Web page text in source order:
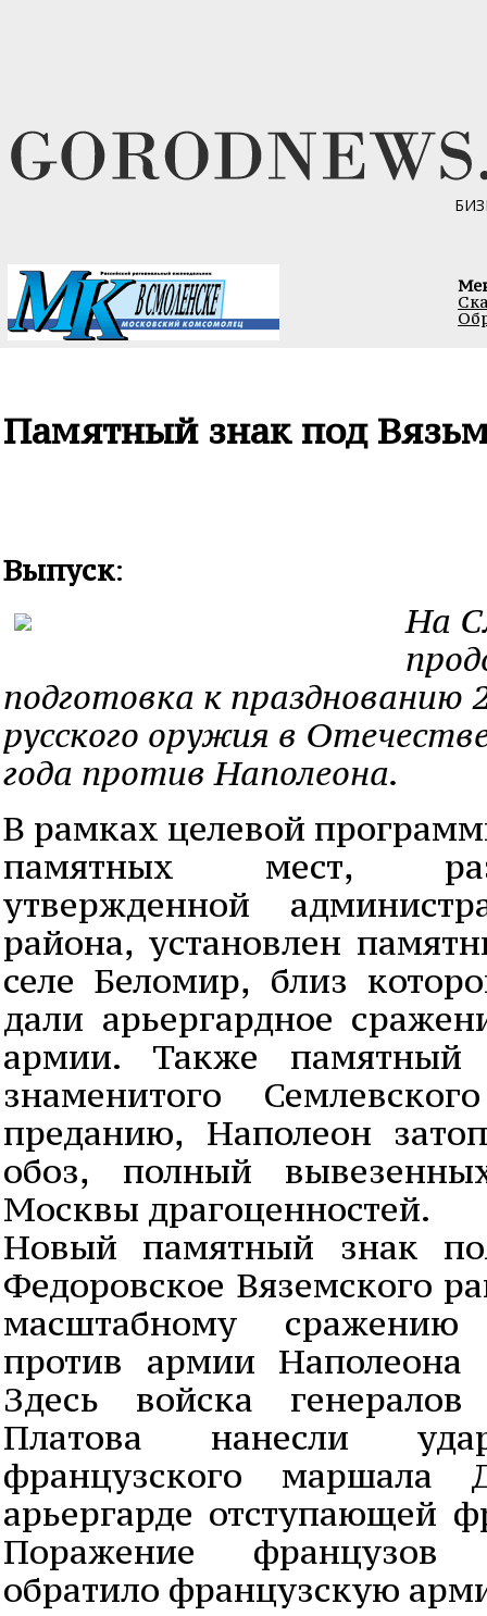
Памятный знак под
Выпуск:
На
подготовка к празднованию
русского оружия в
года против Наполеона.
В рамках целевой
памятных мест,
утвержденной
района, установлен
селе Беломир, близ
дали арьергардное
армии. Также памятный
знаменитого
преданию, Наполеон
обоз, полный
Москвы драгоценностей.
Новый памятный знак
Федоровское Вяземского
масштабному
против армии Наполеона
Здесь войска
Платова нанесли
французского
арьергарде отступающей
Поражение французов
обратило французскую